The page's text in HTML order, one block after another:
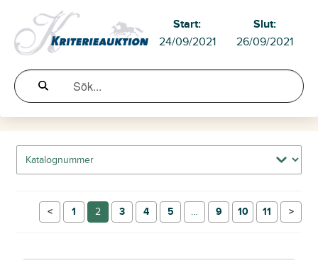
Start:
24/09/2021
Slut:
26/09/2021
← 1 2 3 4 5 … 9 10 11 →